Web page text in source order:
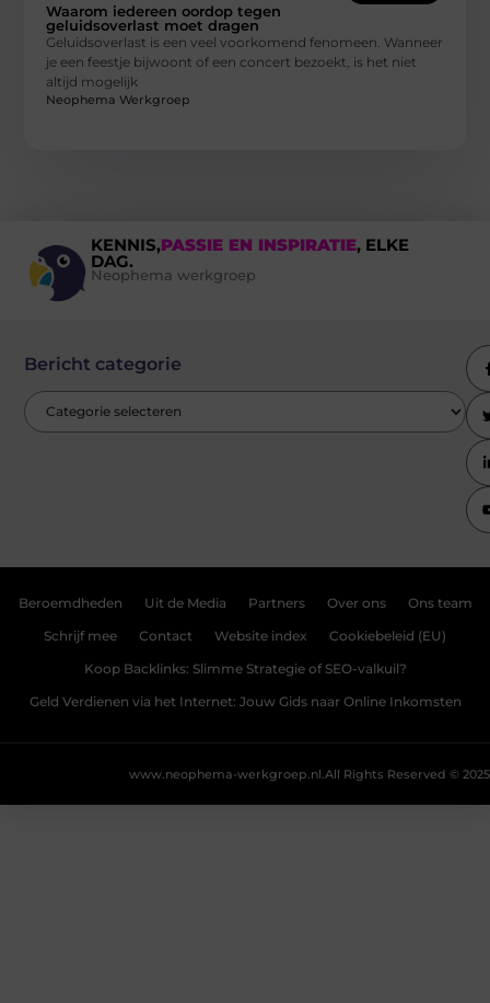
Waarom iedereen oordop tegen
geluidsoverlast moet dragen
Geluidsoverlast is een veel voorkomend fenomeen. Wanneer
je een feestje bijwoont of een concert bezoekt, is het niet
altijd mogelijk
Neophema Werkgroep
KENNIS,PASSIE EN INSPIRATIE, ELKE
DAG.
Neophema werkgroep
Bericht categorie
Beroemdheden Uit de Media Partners Over ons Ons team
Schrijf mee Contact Website index Cookiebeleid (EU)
Koop Backlinks: Slimme Strategie of SEO-valkuil?
Geld Verdienen via het Internet: Jouw Gids naar Online Inkomsten
All Rights Reserved © 2025
www.neophema-werkgroep.nl.